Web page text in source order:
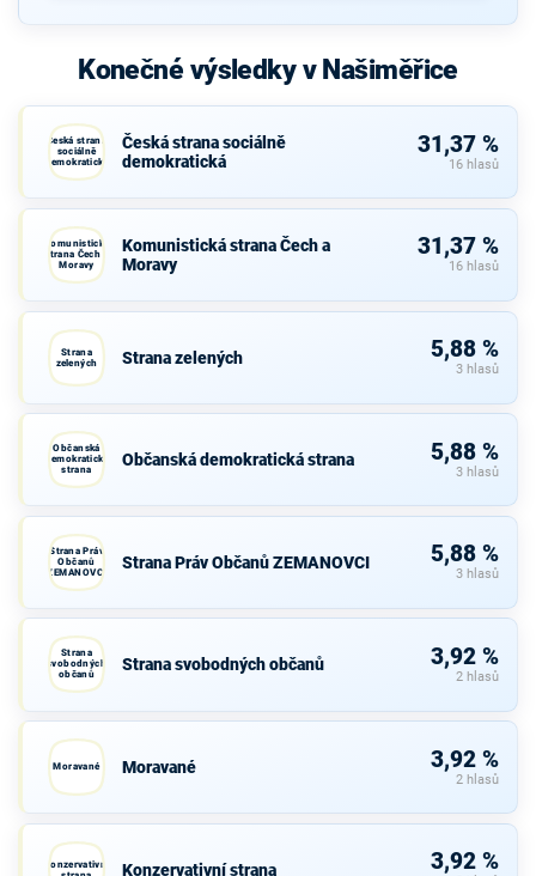
Konečné výsledky v Našiměřice
Česká strana
sociálně
demokratická
Česká strana sociálně
demokratická
31,37 %
16 hlasů
Komunistická
strana Čech a
Moravy
Komunistická strana Čech a
Moravy
31,37 %
16 hlasů
Strana
zelených
Strana zelených 5,88 %
3 hlasů
Občanská
demokratická
strana
Občanská demokratická strana 5,88 %
3 hlasů
Strana Práv
Občanů
ZEMANOVCI
Strana Práv Občanů ZEMANOVCI 5,88 %
3 hlasů
Strana
svobodných
občanů
Strana svobodných občanů 3,92 %
2 hlasů
Moravané Moravané 3,92 %
2 hlasů
Konzervativní
Konzervativní strana 3,92 %